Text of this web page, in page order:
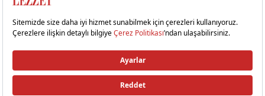
© 2026 Lezzet Online. Tüm hakları saklıdır.